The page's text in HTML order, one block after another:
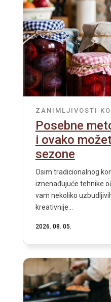
ZANIMLJIVOSTI
Posebne
i ovako
sezone
Osim tradicionalnog
iznenađujuće tehnike
vam nekoliko
kreativnije...
2026. 08. 05.